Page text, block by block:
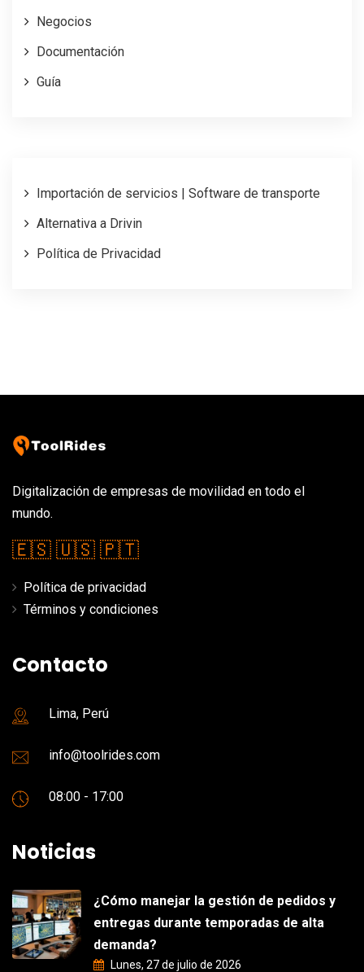
Negocios
Documentación
Guía
Importación de servicios | Software de transporte
Alternativa a Drivin
Política de Privacidad
Digitalización de empresas de movilidad en todo el
mundo.
🇪🇸 🇺🇸 🇵🇹
Política de privacidad
Términos y condiciones
Contacto
Lima, Perú
info@toolrides.com
08:00 - 17:00
Noticias
¿Cómo manejar la gestión de pedidos y
entregas durante temporadas de alta
demanda?
Lunes, 27 de julio de 2026